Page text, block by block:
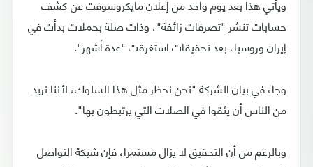
ويأتي هذا بعد يوم واحد من إعلان مايكروسوفت عن كشف
حسابات تنشر "تصرفات زائفة"، وذات صلة بحملات بدأت في
إيران وروسيا، بعد تحقيقات استغرقت "عدة أشهر".
وجاء في بيان الشركة "نحن نحظر مثل هذا السلوك، لأننا نريد
من الناس أن يثقوا في الصلات التي يرتبطون بها".
وبالرغم من أن التحقيق لا يزال مستمرا، فإن شبكة التواصل